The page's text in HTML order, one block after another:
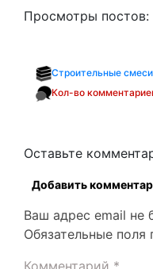
Просмотры постов:
Строительные смеси
Кол-во
Оставьте
Добавить
Ваш адрес email не
Обязательные поля
Комментарий *